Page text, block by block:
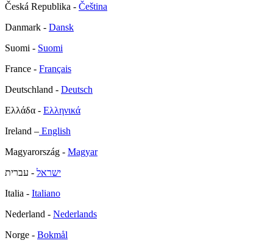
Česká Republika - Čeština
Danmark - Dansk
Suomi - Suomi
France - Français
Deutschland - Deutsch
Ελλάδα - Ελληνικά
Ireland – English
Magyarország - Magyar
ישראל - עברית
Italia - Italiano
Nederland - Nederlands
Norge - Bokmål